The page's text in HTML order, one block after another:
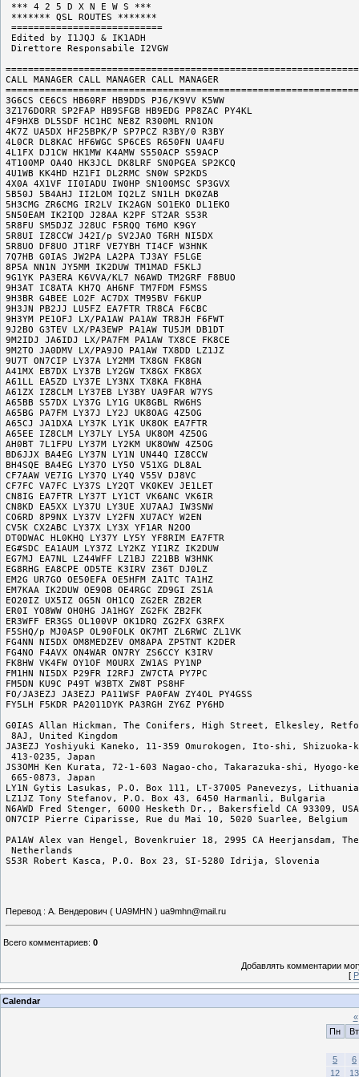
*** 4 2 5 D X N E W S ***
******* QSL ROUTES *******
===========================
Edited by I1JQJ & IK1ADH
Direttore Responsabile I2VGW
CALL MANAGER CALL MANAGER CALL MANAGER
3G6CS CE6CS HB60RF HB9DDS PJ6/K9VV K5WW
3Z176DORR SP2FAP HB9SFGB HB9EDG PP8ZAC PY4KL
4F9HXB DL5SDF HC1HC NE8Z R300ML RN1ON
4K7Z UA5DX HF25BPK/P SP7PCZ R3BY/0 R3BY
4L0CR DL8KAC HF6WGC SP6CES R650FN UA4FU
4L1FX DJ1CW HK1MW K4AMW S550ACP S59ACP
4T100MP OA4O HK3JCL DK8LRF SN0PGEA SP2KCQ
4U1WB KK4HD HZ1FI DL2RMC SN0W SP2KDS
4X0A 4X1VF II0IADU IW0HP SN100MSC SP3GVX
5B50J 5B4AHJ II2LOM IQ2LZ SN1LH DK0ZAB
5H3CMG ZR6CMG IR2LV IK2AGN SO1EKO DL1EKO
5N50EAM IK2IQD J28AA K2PF ST2AR S53R
5R8FU SM5DJZ J28UC F5RQQ T6MO K9GY
5R8UI IZ8CCW J42I/p SV2JAO T6RH NI5DX
5R8UO DF8UO JT1RF VE7YBH TI4CF W3HNK
7Q7HB G0IAS JW2PA LA2PA TJ3AY F5LGE
8P5A NN1N JY5MM IK2DUW TM1MAD F5KLJ
9G1YK PA3ERA K6VVA/KL7 N6AWD TM2GRF F8BUO
9H3AT IC8ATA KH7Q AH6NF TM7FDM F5MSS
9H3BR G4BEE LO2F AC7DX TM95BV F6KUP
9H3JN PB2JJ LU5FZ EA7FTR TR8CA F6CBC
9H3YM PE1OFJ LX/PA1AW PA1AW TR8JH F6FWT
9J2BO G3TEV LX/PA3EWP PA1AW TU5JM DB1DT
9M2IDJ JA6IDJ LX/PA7FM PA1AW TX8CE FK8CE
9M2TO JA0DMV LX/PA9JO PA1AW TX8DD LZ1JZ
9U7T ON7CIP LY37A LY2MM TX8GN FK8GN
A41MX EB7DX LY37B LY2GW TX8GX FK8GX
A61LL EA5ZD LY37E LY3NX TX8KA FK8HA
A61ZX IZ8CLM LY37EB LY3BY UA9FAR W7YS
A65BB S57DX LY37G LY1G UK8GBL RW6HS
A65BG PA7FM LY37J LY2J UK8OAG 4Z5OG
A65CJ JA1DXA LY37K LY1K UK8OK EA7FTR
A65EE IZ8CLM LY37LY LY5A UK8OM 4Z5OG
AH0BT 7L1FPU LY37M LY2KM UK8OWW 4Z5OG
BD6JJX BA4EG LY37N LY1N UN44Q IZ8CCW
BH4SQE BA4EG LY37O LY5O V51XG DL8AL
CF7AAW VE7IG LY37Q LY4Q V55V DJ8VC
CF7FC VA7FC LY37S LY2QT VK0KEV JE1LET
CN8IG EA7FTR LY37T LY1CT VK6ANC VK6IR
CN8KD EA5XX LY37U LY3UE XU7AAJ IW3SNW
CO6RD 8P9NX LY37V LY2FN XU7ACY W2EN
CV5K CX2ABC LY37X LY3X YF1AR N2OO
DT0DWAC HL0KHQ LY37Y LY5Y YF8RIM EA7FTR
EG#SDC EA1AUM LY37Z LY2KZ YI1RZ IK2DUW
EG7MJ EA7NL LZ44WFF LZ1BJ Z21BB W3HNK
EG8RHG EA8CPE OD5TE K3IRV Z36T DJ0LZ
EM2G UR7GO OE50EFA OE5HFM ZA1TC TA1HZ
EM7KAA IK2DUW OE90B OE4RGC ZD9GI ZS1A
EO20IZ UX5IZ OG5N OH1CQ ZG2ER ZB2ER
ER0I YO8WW OH0HG JA1HGY ZG2FK ZB2FK
ER3WFF ER3GS OL100VP OK1DRQ ZG2FX G3RFX
F5SHQ/p MJ0ASP OL90FOLK OK7MT ZL6RWC ZL1VK
FG4NN NI5DX OM8MEDZEV OM8APA ZP5TNT K2DER
FG4NO F4AVX ON4WAR ON7RY ZS6CCY K3IRV
FK8HW VK4FW OY1OF M0URX ZW1AS PY1NP
FM1HN NI5DX P29FR I2RFJ ZW7CTA PY7PC
FM5DN KU9C P49T W3BTX ZW8T PS8HF
FO/JA3EZJ JA3EZJ PA11WSF PA0FAW ZY4OL PY4GSS
FY5LH F5KDR PA2011DYK PA3RGH ZY6Z PY6HD
G0IAS Allan Hickman, The Conifers, High Street, Elkesley,
8AJ, United Kingdom
JA3EZJ Yoshiyuki Kaneko, 11-359 Omurokogen, Ito-shi, Shizuoka-
413-0235, Japan
JS3OMH Ken Kurata, 72-1-603 Nagao-cho, Takarazuka-shi, Hyogo-
665-0873, Japan
LY1N Gytis Lasukas, P.O. Box 111, LT-37005 Panevezys, Lithuania
LZ1JZ Tony Stefanov, P.O. Box 43, 6450 Harmanli, Bulgaria
N6AWD Fred Stenger, 6000 Hesketh Dr., Bakersfield CA 93309, USA
ON7CIP Pierre Ciparisse, Rue du Mai 10, 5020 Suarlee, Belgium
PA1AW Alex van Hengel, Bovenkruier 18, 2995 CA Heerjansdam, The
Netherlands
Перевод : А. Вендерович ( UA9MHN ) ua9mhn@mail.ru
Всего комментариев: 0
Добавлять комментарии
[
Calendar
«
Пн
Вт
5
6
12
13